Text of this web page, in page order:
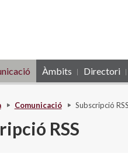
Àmbits Directori
Comunicació Subscripció RSS
RSS